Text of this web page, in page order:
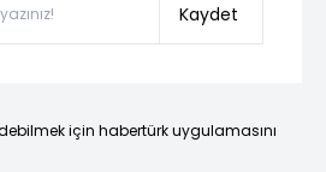
Kaydet
için habertürk uygulamasını